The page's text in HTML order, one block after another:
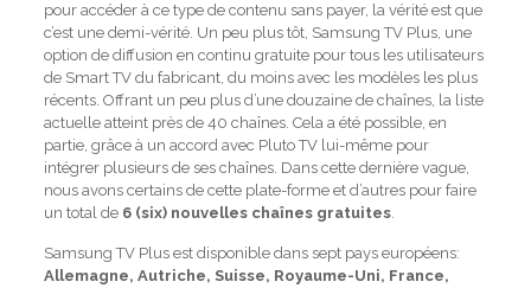
pour accéder à ce type de contenu sans payer, la vérité est que
c’est une demi-vérité. Un peu plus tôt, Samsung TV Plus, une
option de diffusion en continu gratuite pour tous les utilisateurs
de Smart TV du fabricant, du moins avec les modèles les plus
récents. Offrant un peu plus d’une douzaine de chaînes, la liste
actuelle atteint près de 40 chaînes. Cela a été possible, en
partie, grâce à un accord avec Pluto TV lui-même pour
intégrer plusieurs de ses chaînes. Dans cette dernière vague,
nous avons certains de cette plate-forme et d’autres pour faire
un total de 6 (six) nouvelles chaînes gratuites.
Samsung TV Plus est disponible dans sept pays européens:
Allemagne, Autriche, Suisse, Royaume-Uni, France,